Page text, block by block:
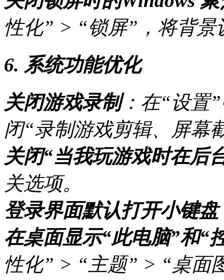
性化” > “锁屏”，将背
6. 系统功能优化
关闭游戏录制：在“设置
闭“录制游戏剪辑、屏幕
关闭“当我玩游戏时在后
关选项。
登录界面默认打开小键盘
在桌面显示“此电脑”和“
性化” > “主题” > “桌面